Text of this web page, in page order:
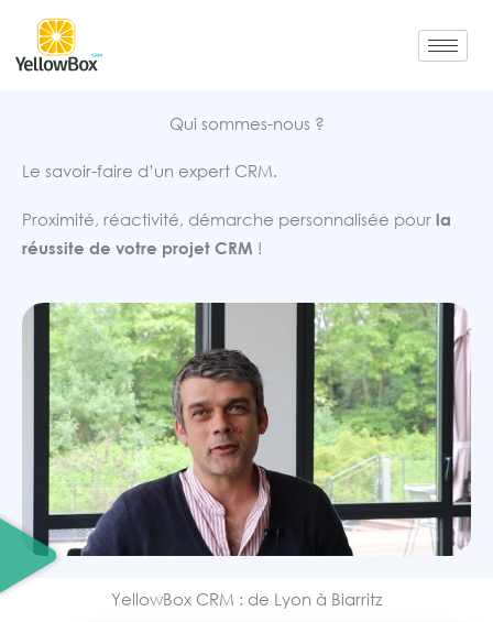
contenu
Qui sommes-nous ?
Le savoir-faire d’un expert CRM.
Proximité, réactivité, démarche personnalisée pour la
réussite de votre projet CRM !
YellowBox CRM : de Lyon à Biarritz